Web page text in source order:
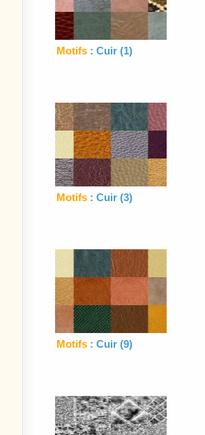
Motifs : Cuir (1)
Motifs : Cuir (3)
Motifs : Cuir (9)